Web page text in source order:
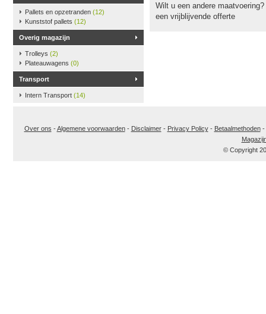
Pallets en opzetranden (12)
Kunststof pallets (12)
Overig magazijn
Trolleys (2)
Plateauwagens (0)
Transport
Intern Transport (14)
Wilt u een andere
een vrijblijvende offerte
Over ons -Algemene voorwaarden- Disclaimer- Privacy Policy- Betaalmethoden-
© Copyright